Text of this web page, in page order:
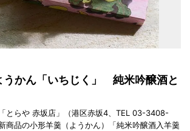
うかん「いちじく」 純米吟醸酒と
とらや 赤坂店」（港区赤坂4、TEL 03-3408-
商品の小形羊羹（ようかん）「純米吟醸酒入羊羹